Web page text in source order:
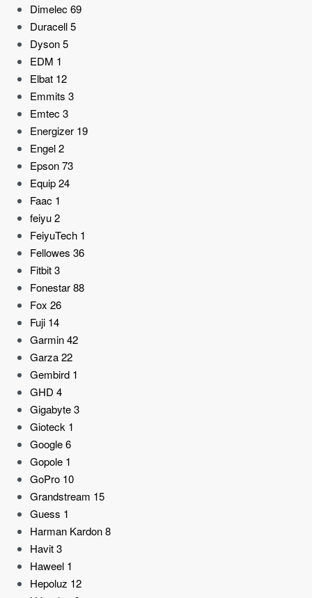
Dimelec 69
Duracell5
Dyson5
EDM 1
Elbat 12
Emmits 3
Emtec 3
Energizer 19
Engel2
Epson73
Equip24
Faac 1
feiyu2
FeiyuTech 1
Fellowes 36
Fitbit3
Fonestar88
Fox 26
Fuji 14
Garmin42
Garza22
Gembird 1
GHD 4
Gigabyte3
Gioteck 1
Google6
Gopole 1
GoPro 10
Grandstream 15
Guess 1
Harman Kardon8
Havit3
Haweel 1
Hepoluz 12